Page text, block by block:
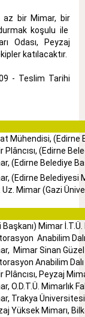
az bir Mimar, bir
koşulu ile
Odası, Peyzaj
katılacaktır.
- Teslim Tarihi
Mühendisi, (Edirne
Plâncısı, (Edirne
(Edirne Belediye
(Edirne Belediyesi
Uz. Mimar (Gazi
Mimar İ.T.Ü.
Anabilim Dalı
Mimar Sinan
Anabilim Dalı
Plâncısı, Peyzaj
O.D.T.Ü. Mimarlık
Trakya
Yüksek Mimarı,